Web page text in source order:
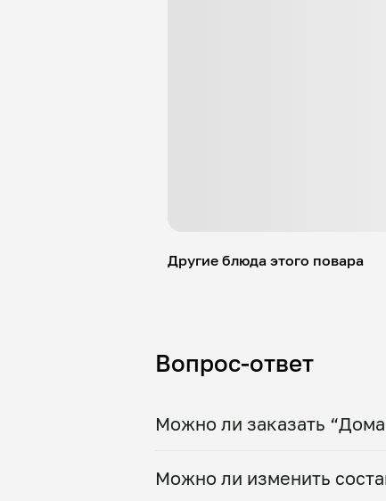
Другие блюда этого повара
Вопрос-ответ
Можно ли заказать
в большой порции прямо с
Можно ли изменить